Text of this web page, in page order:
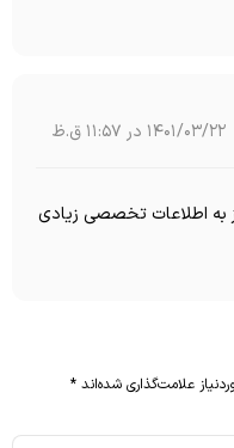
1401/03/22 در 11:57 ق.ظ
به اطلاعات تخصصی زیادی
علامت‌گذاری شده‌اند *